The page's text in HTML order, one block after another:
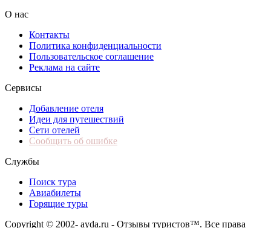
О нас
Контакты
Политика конфиденциальности
Пользовательское соглашение
Реклама на сайте
Сервисы
Добавление отеля
Идеи для путешествий
Сети отелей
Сообщить об ошибке
Службы
Поиск тура
Авиабилеты
Горящие туры
Copyright © 2002- ayda.ru - Отзывы туристов™. Все права